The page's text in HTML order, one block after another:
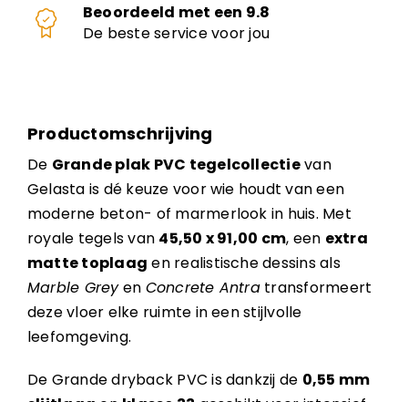
Beoordeeld met een 9.8
De beste service voor jou
Productomschrijving
De Grande plak PVC tegelcollectievan
Gelasta is dé keuze voor wie houdt van een
moderne beton- of marmerlook in huis. Met
royale tegels van 45,50 x 91,00 cm, een extra
matte toplaag en realistische dessins als
Marble Greyen Concrete Antratransformeert
deze vloer elke ruimte in een stijlvolle
leefomgeving.
De Grande dryback PVC is dankzij de 0,55 mm